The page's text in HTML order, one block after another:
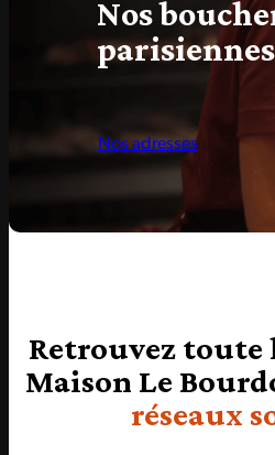
Nos
parisiennes
Nos adresses
Retrouvez toute
Maison Le
réseaux